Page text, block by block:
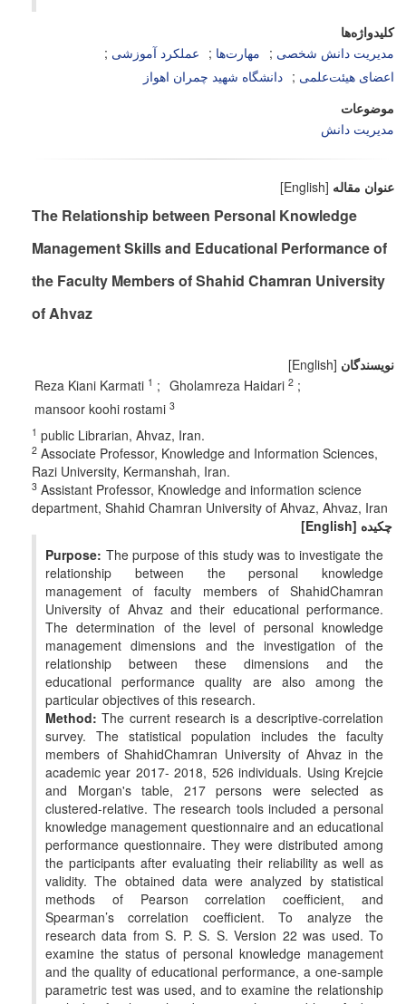
کلیدواژه‌ها
مدیریت دانش شخصی
مهارت‌ها
عملکرد آموزشی
اعضای هیئت‌علمی
دانشگاه شهید چمران اهواز
موضوعات
مدیریت دانش
عنوان مقاله [English]
The Relationship between Personal Knowledge
Management Skills and Educational Performance of
the Faculty Members of Shahid Chamran University
of Ahvaz
نویسندگان [English]
Reza Kiani Karmati 1 Gholamreza Haidari 2
mansoor koohi rostami 3
1 public Librarian, Ahvaz, Iran.
2 Associate Professor, Knowledge and Information Sciences,
Razi University, Kermanshah, Iran.
3 Assistant Professor, Knowledge and information science
department, Shahid Chamran University of Ahvaz, Ahvaz, Iran
چکیده [English]
Purpose: The purpose of this study was to investigate the
relationship between the personal knowledge
management of faculty members of ShahidChamran
University of Ahvaz and their educational performance.
The determination of the level of personal knowledge
management dimensions and the investigation of the
relationship between these dimensions and the
educational performance quality are also among the
particular objectives of this research.
Method: The current research is a descriptive-correlation
survey. The statistical population includes the faculty
members of ShahidChamran University of Ahvaz in the
academic year 2017- 2018, 526 individuals. Using Krejcie
and Morgan's table, 217 persons were selected as
clustered-relative. The research tools included a personal
knowledge management questionnaire and an educational
performance questionnaire. They were distributed among
the participants after evaluating their reliability as well as
validity. The obtained data were analyzed by statistical
methods of Pearson correlation coefficient, and
Spearman’s correlation coefficient. To analyze the
research data from S. P. S. S. Version 22 was used. To
examine the status of personal knowledge management
and the quality of educational performance, a one-sample
parametric test was used, and to examine the relationship